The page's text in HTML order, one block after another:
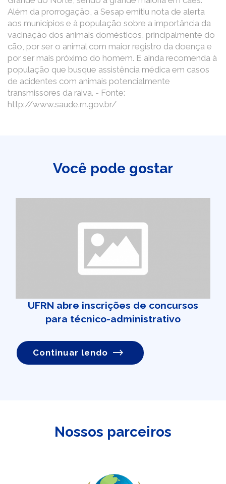
Além da prorrogação, a Sesap emitiu nota de alerta
aos municípios e à população sobre a importância da
vacinação dos animais domésticos, principalmente do
cão, por ser o animal com maior registro da doença e
por ser mais próximo do homem. E ainda recomenda à
população que busque assistência médica em casos
de acidentes com animais potencialmente
transmissores da raiva. - Fonte:
http://www.saude.rn.gov.br/
Você pode gostar
UFRN abre inscrições de concursos
para técnico-administrativo
Continuar lendo
Nossos parceiros